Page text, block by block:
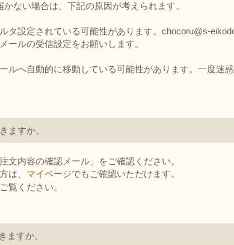
ない場合は、下記の原因が考えられます。
タ設定されている可能性があります。chocoru@s-
ールの受信設定をお願いします。
ルへ自動的に移動している可能性があります。一度迷
ますか。
文内容の確認メール」をご確認ください。
は、 マイページでもご確認いただけます。
覧ください。
ますか。